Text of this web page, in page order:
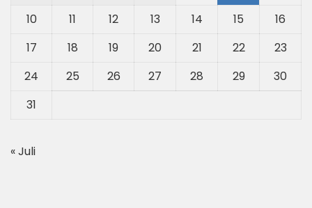
10
11 12 13 14 15
16
17
18 19 20 21 22
23
24
25 26 27 28 29
30
31
« Juli